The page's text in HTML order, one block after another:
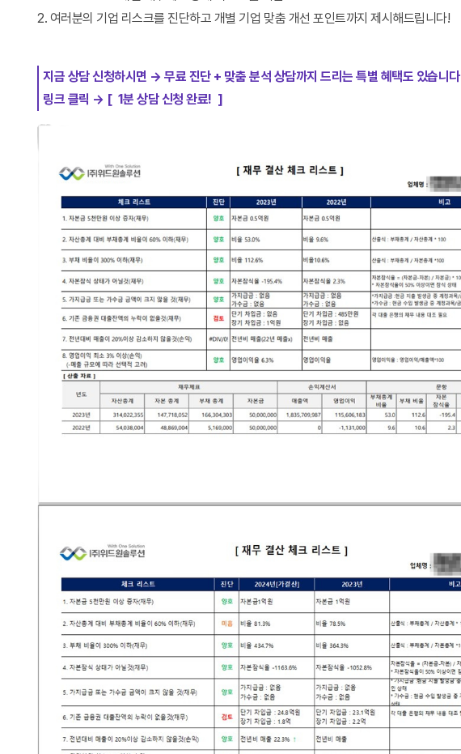
2. 여러분의 기업 리스크를 진단하고 개별 기업 맞춤 개선 포인트까지 제시해드립니다!
지금 상담 신청하시면 → 무료 진단 + 맞춤 분석 상담까지 드리는 특별 혜택도 있습니다
링크 클릭 → [ 1분 상담 신청 완료! ]